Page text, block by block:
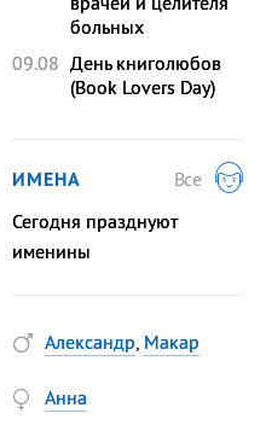
больных
09.08 День книголюбов
(Book Lovers Day)
ИМЕНА
Все
Сегодня празднуют
именины
Александр, Макар
Анна